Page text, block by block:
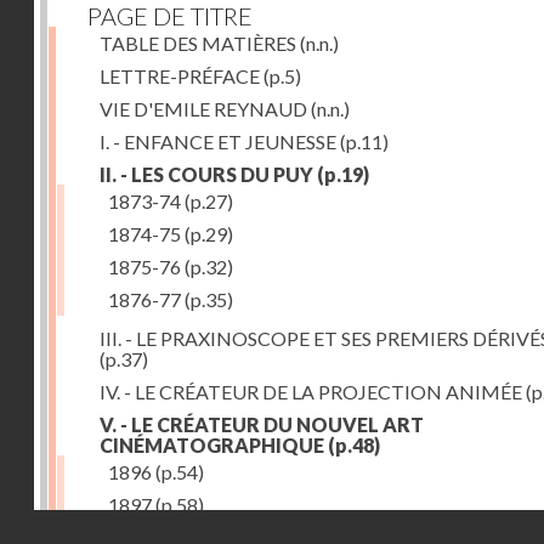
PAGE DE TITRE
TABLE DES MATIÈRES (n.n.)
LETTRE-PRÉFACE(p.5)
VIE D'EMILE REYNAUD (n.n.)
I. - ENFANCE ET JEUNESSE(p.11)
II. - LES COURS DU PUY (p.19)
1873-74(p.27)
1874-75 (p.29)
1875-76 (p.32)
1876-77(p.35)
III. - LE PRAXINOSCOPE ET SES PREMIERS
(p.37)
IV. - LE CRÉATEUR DE LA PROJECTION ANIMÉE
V. - LE CRÉATEUR DU NOUVEL ART
CINÉMATOGRAPHIQUE (p.48)
1896 (p.54)
1897(p.58)